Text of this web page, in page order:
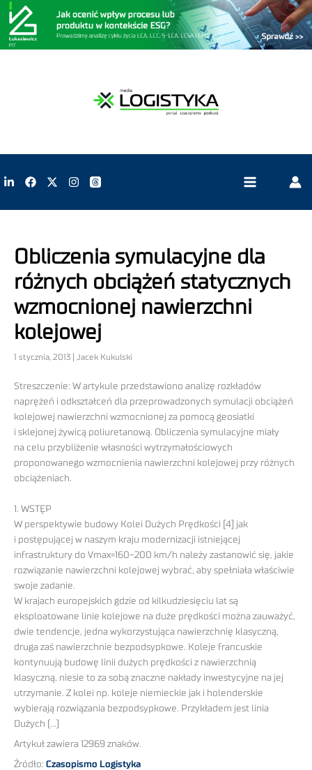
Obliczenia symulacyjne dla
różnych obciążeń statycznych
wzmocnionej nawierzchni
kolejowej
1 stycznia, 2013 | Jacek Kukulski
Streszczenie: W artykule przedstawiono analizę rozkładów
naprężeń i odkształceń dla przeprowadzonych symulacji obciążeń
kolejowej nawierzchni wzmocnionej za pomocą geosiatki
i sklejonej żywicą poliuretanową. Obliczenia symulacyjne miały
na celu przybliżenie własności wytrzymałościowych
proponowanego wzmocnienia nawierzchni kolejowej przy różnych
obciążeniach.
1. WSTĘP
W perspektywie budowy Kolei Dużych Prędkości [4] jak
i postępującej w naszym kraju modernizacji istniejącej
infrastruktury do Vmax=160-200 km/h należy zastanowić się, jakie
rozwiązanie nawierzchni kolejowej wybrać, aby spełniała właściwie
swoje zadanie.
W krajach europejskich gdzie od kilkudziesięciu lat są
eksploatowane linie kolejowe na duże prędkości można zauważyć,
dwie tendencje, jedna wykorzystująca nawierzchnię klasyczną,
druga zaś nawierzchnie bezpodsypkowe. Koleje francuskie
kontynuują budowę linii dużych prędkości z nawierzchnią
klasyczną, niesie to za sobą znaczne nakłady inwestycyjne na jej
utrzymanie. Z kolei np. koleje niemieckie jak i holenderskie
wybierają rozwiązania bezpodsypkowe. Przykładem jest linia
Dużych (…)
Artykuł zawiera 12969 znaków.
Źródło: Czasopismo Logistyka